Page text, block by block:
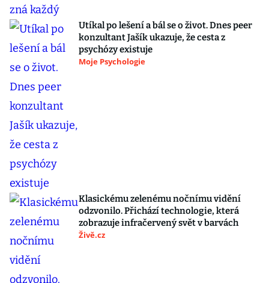
Utíkal po lešení a bál se o život. Dnes peer
konzultant Jašík ukazuje, že cesta z
psychózy existuje
Moje Psychologie
Klasickému zelenému nočnímu vidění
odzvonilo. Přichází technologie, která
zobrazuje infračervený svět v barvách
Živě.cz